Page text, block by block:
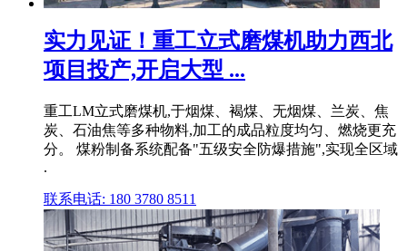
实力见证！重工立式磨煤机助力西北
项目投产,开启大型 ...
重工LM立式磨煤机,于烟煤、褐煤、无烟煤、兰炭、焦
炭、石油焦等多种物料,加工的成品粒度均匀、燃烧更充
分。 煤粉制备系统配备"五级安全防爆措施",实现全区域
.
联系电话: 180 3780 8511